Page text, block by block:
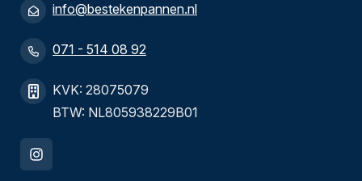
info@bestekenpannen.nl
071 - 514 08 92
KVK: 28075079
BTW: NL805938229B01